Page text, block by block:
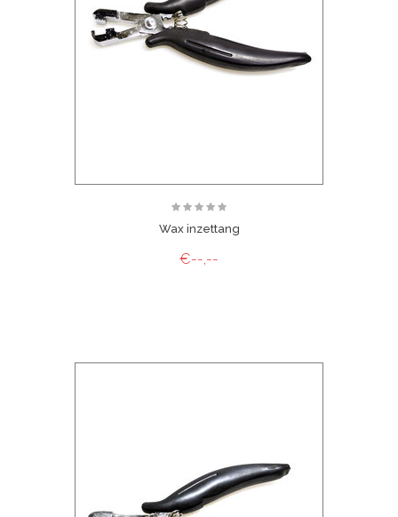
Wax inzettang
€--,--